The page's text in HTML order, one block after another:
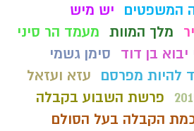
המשפטים
יש מיש
מלך המוות מעמד הר סיני
בן דוד
סימן גשמי
מפרסם
עזא ועזאל
פרשת השבוע בקבלה
הקבלה בעל הסולם